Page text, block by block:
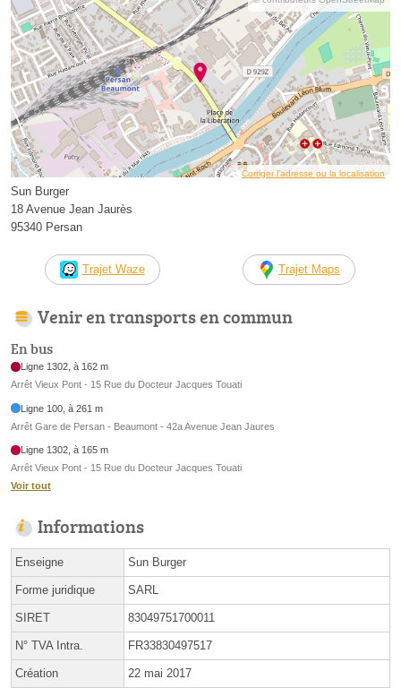
Corriger l’adresse ou la localisation
Sun Burger
18 Avenue Jean Jaurès
95340 Persan
Trajet Waze Trajet Maps
Venir en transports en commun
En bus
Ligne 1302, à 162 m
Arrêt Vieux Pont - 15 Rue du Docteur Jacques Touati
Ligne 100, à 261 m
Arrêt Gare de Persan - Beaumont - 42a Avenue Jean Jaures
Ligne 1302, à 165 m
Arrêt Vieux Pont - 15 Rue du Docteur Jacques Touati
Voir tout
Informations
Enseigne Sun Burger
Forme juridique SARL
SIRET 83049751700011
N° TVA Intra. FR33830497517
Création 22 mai 2017